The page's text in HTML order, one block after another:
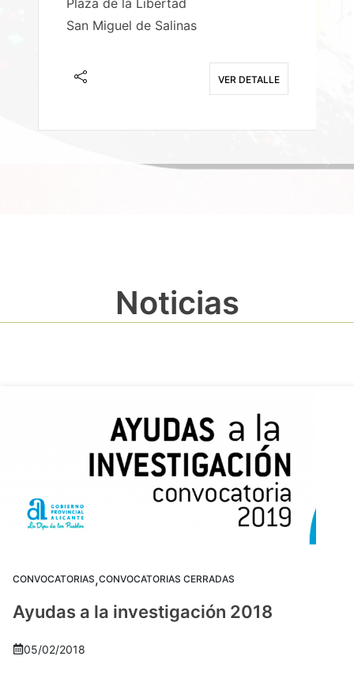
San Miguel de Salinas
VER DETALLE
Noticias
CONVOCATORIAS,CONVOCATORIAS CERRADAS
Ayudas a la investigación 2018
05/02/2018